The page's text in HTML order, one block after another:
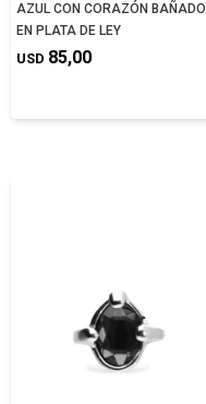
AZUL CON CORAZÓN BAÑADO
EN PLATA DE LEY
USD 85,00